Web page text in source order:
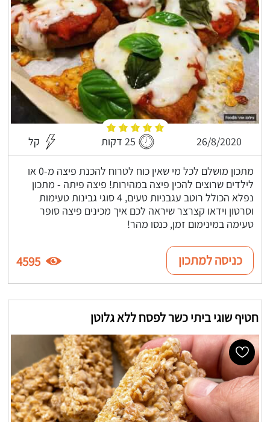
26/8/2020 25 דקות קל
מתכון מושלם לכל מי שאין כוח לטרוח להכנת פיצה מ-0 או
לילדים שרוצים להכין פיצה במהירות! פיצה פיתה - מתכון
נפלא הכולל רוטב עגבניות טעים, 4 סוגי גבינות טעימות
וסרטון וידאו קצרצר שיראה לכם איך מכינים פיצה סופר
טעימה במינימום זמן, כנסו מהר!
כניסה למתכון 4595
חטיף שוגי ביתי כשר לפסח ללא גלוטן